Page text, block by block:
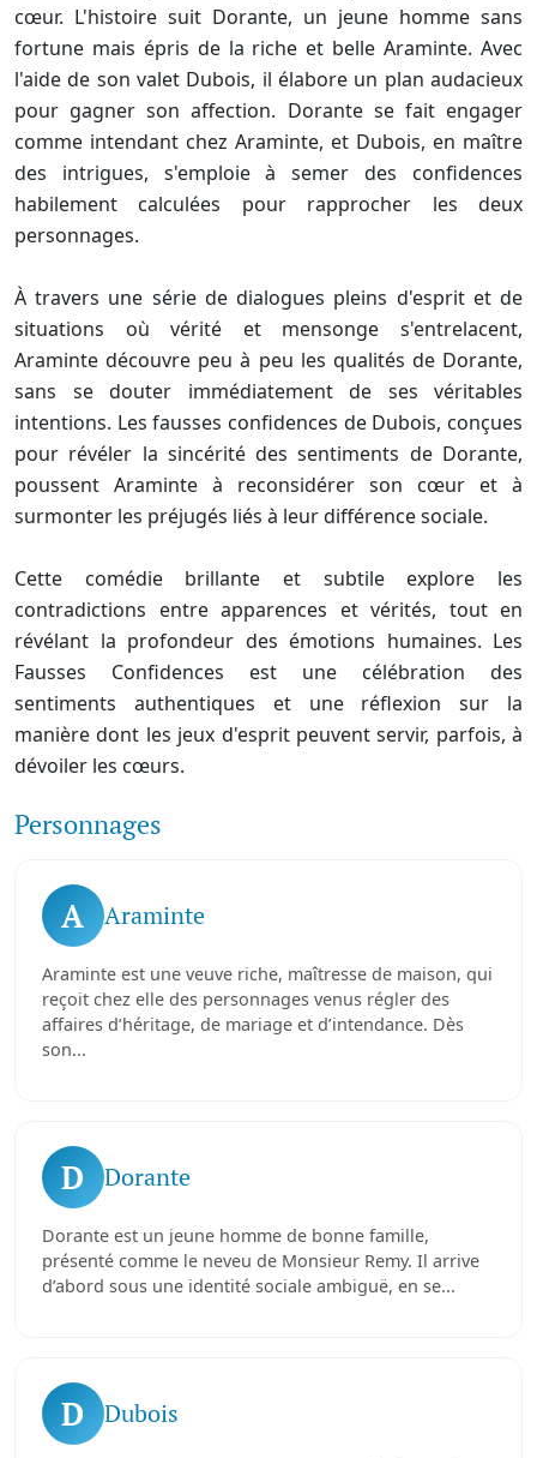
cœur. L'histoire suit Dorante, un jeune homme sans
fortune mais épris de la riche et belle Araminte. Avec
l'aide de son valet Dubois, il élabore un plan audacieux
pour gagner son affection. Dorante se fait engager
comme intendant chez Araminte, et Dubois, en maître
des intrigues, s'emploie à semer des confidences
habilement calculées pour rapprocher les deux
personnages.
À travers une série de dialogues pleins d'esprit et de
situations où vérité et mensonge s'entrelacent,
Araminte découvre peu à peu les qualités de Dorante,
sans se douter immédiatement de ses véritables
intentions. Les fausses confidences de Dubois, conçues
pour révéler la sincérité des sentiments de Dorante,
poussent Araminte à reconsidérer son cœur et à
surmonter les préjugés liés à leur différence sociale.
Cette comédie brillante et subtile explore les
contradictions entre apparences et vérités, tout en
révélant la profondeur des émotions humaines. Les
Fausses Confidences est une célébration des
sentiments authentiques et une réflexion sur la
manière dont les jeux d'esprit peuvent servir, parfois, à
dévoiler les cœurs.
Personnages
A Araminte
Araminte est une veuve riche, maîtresse de maison, qui
reçoit chez elle des personnages venus régler des
affaires d’héritage, de mariage et d’intendance. Dès
son...
D Dorante
Dorante est un jeune homme de bonne famille,
présenté comme le neveu de Monsieur Remy. Il arrive
d’abord sous une identité sociale ambiguë, en se...
D Dubois